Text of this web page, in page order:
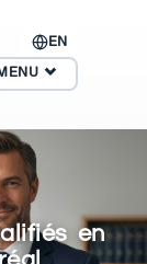
EN
en